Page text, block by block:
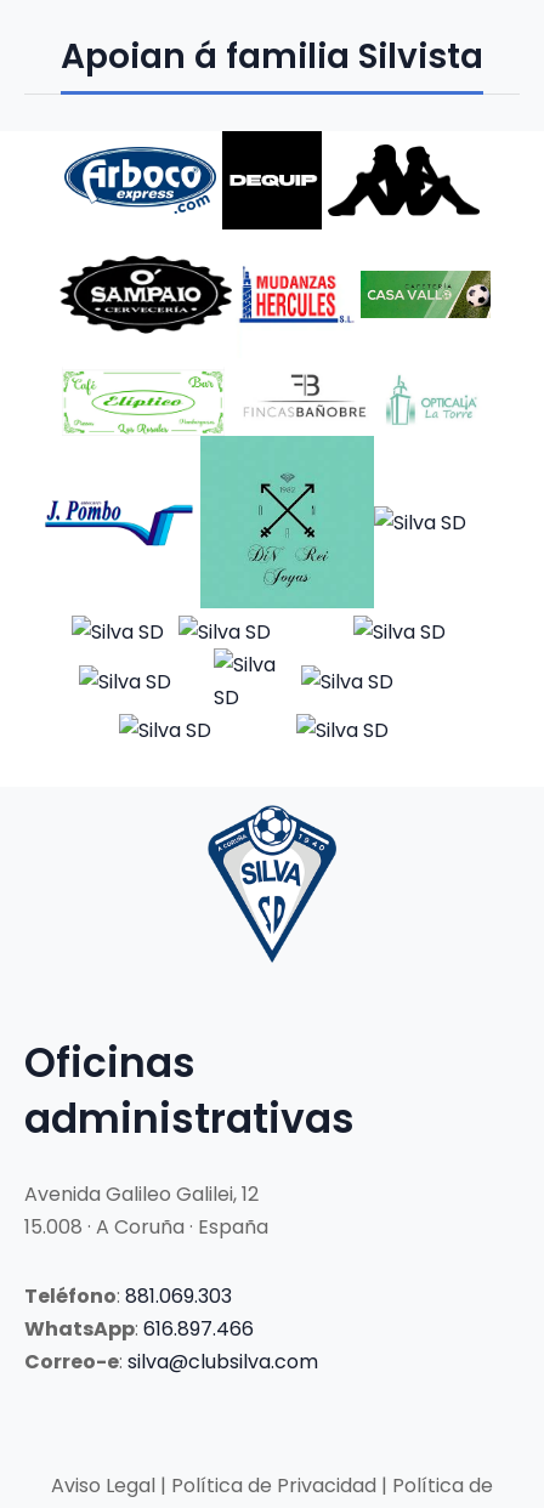
Apoian á familia Silvista
Oficinas
administrativas
Avenida Galileo Galilei, 12
15.008 · A Coruña · España
Teléfono: 881.069.303
WhatsApp: 616.897.466
Correo-e: silva@clubsilva.com
Aviso Legal | Política de Privacidad | Política de